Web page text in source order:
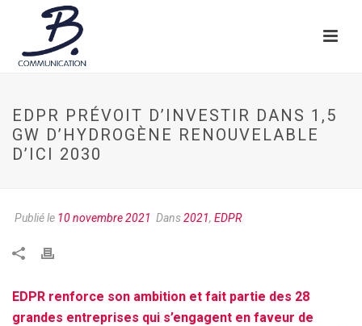
EDPR PRÉVOIT D’INVESTIR DANS 1,5
GW D’HYDROGÈNE RENOUVELABLE
D’ICI 2030
Publié le 10 novembre 2021 Dans2021, EDPR
EDPR renforce son ambition et fait partie des 28
grandes entreprises qui s’engagent en faveur de